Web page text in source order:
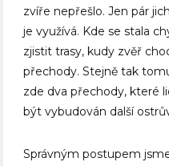
zvíře nepřešlo. Jen pár
je využívá. Kde se stala
zjistit trasy, kudy zvěř
přechody. Stejně tak
zde dva přechody, které
být vybudován další
Správným postupem